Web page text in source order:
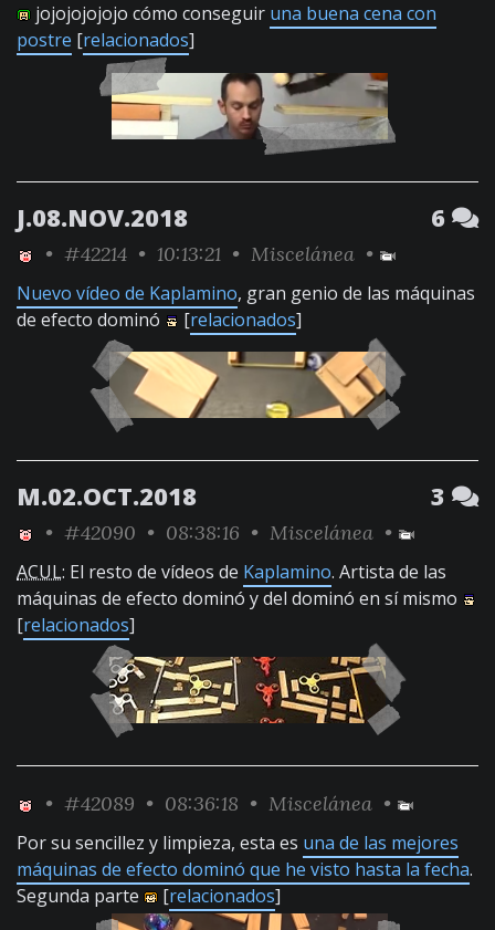
jojojojojojo cómo conseguir una buena cena con
postre [relacionados]
J.08.NOV.2018 6
• #42214 • 10:13:21 • Miscelánea •
Nuevo vídeo de Kaplamino, gran genio de las máquinas
de efecto dominó
[relacionados]
M.02.OCT.2018 3
• #42090 • 08:38:16 • Miscelánea •
ACUL: El resto de vídeos de Kaplamino. Artista de las
máquinas de efecto dominó y del dominó en sí mismo
[relacionados]
• #42089 • 08:36:18 • Miscelánea •
Por su sencillez y limpieza, esta es una de las mejores
máquinas de efecto dominó que he visto hasta la fecha.
Segunda parte
[relacionados]